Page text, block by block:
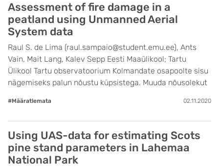
Assessment of fire damage in a
peatland using Unmanned Aerial
System data
Raul S. de Lima (raul.sampaio@student.emu.ee), Ants
Vain, Mait Lang, Kalev Sepp Eesti Maaülikool; Tartu
Ülikool Tartu observatoorium Kolmandate osapoolte sisu
nägemiseks palun nõustu küpsistega. Muuda nõusolekut
#Määratlemata 02.11.2020
Using UAS-data for estimating Scots
pine stand parameters in Lahemaa
National Park